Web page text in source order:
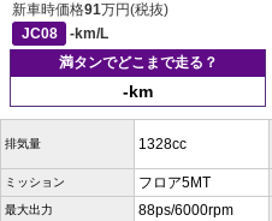
新車時価格91万円(税抜)
JC08
-km/L
満タンでどこまで走る？
-km
排気量 1328cc
ミッション フロア5MT
最大出力 88ps/6000rpm